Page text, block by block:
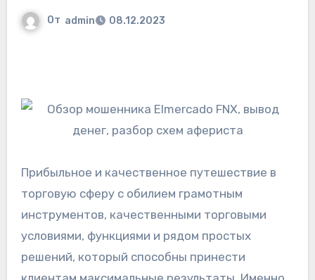
От admin 08.12.2023
Прибыльное и качественное путешествие в
торговую сферу с обилием грамотным
инструментов, качественными торговыми
условиями, функциями и рядом простых
решений, который способны принести